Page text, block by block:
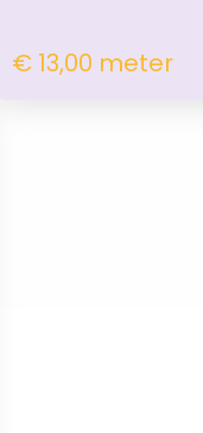
€ 13,00 meter